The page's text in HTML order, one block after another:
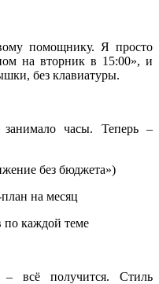
помощнику. Я просто
на вторник в 15:00», и
без клавиатуры.
занимало часы. Теперь –
без бюджета»)
на месяц
по каждой теме
всё получится. Стиль